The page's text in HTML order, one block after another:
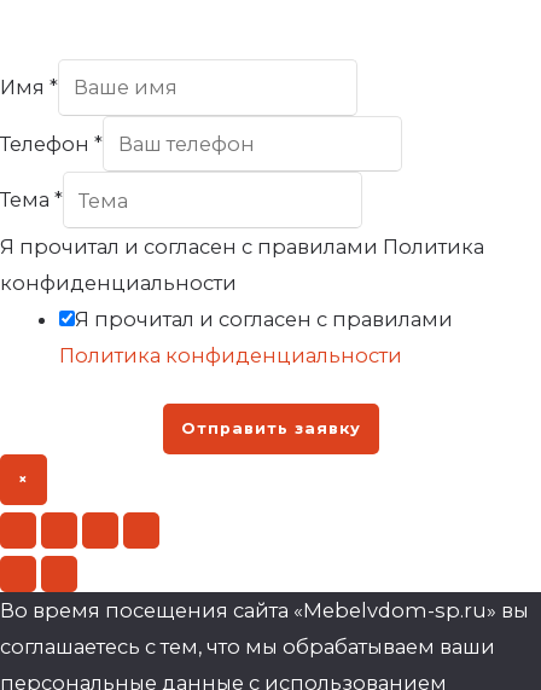
Имя *
Телефон *
Тема *
Я прочитал и согласен с правилами Политика
конфиденциальности
Я прочитал и согласен с правилами
Политика конфиденциальности
Отправить заявку
×
Во время посещения сайта «Mebelvdom-sp.ru» вы
соглашаетесь с тем, что мы обрабатываем ваши
персональные данные с использованием